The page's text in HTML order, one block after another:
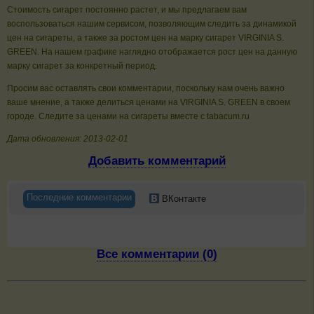
Стоимость сигарет постоянно растет, и мы предлагаем вам
воспользоваться нашим сервисом, позволяющим следить за динамикой
цен на сигареты, а также за ростом цен на марку сигарет VIRGINIA S.
GREEN. На нашем графике наглядно отображается рост цен на данную
марку сигарет за конкретный период.
Просим вас оставлять свои комментарии, поскольку нам очень важно
ваше мнение, а также делиться ценами на VIRGINIA S. GREEN в своем
городе. Следите за ценами на сигареты вместе с tabacum.ru
Дата обновления: 2013-02-01
Добавить комментарий
Последние комментарии ВКонтакте
Все комментарии (0)